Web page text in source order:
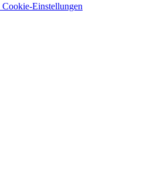
Cookie-Einstellungen